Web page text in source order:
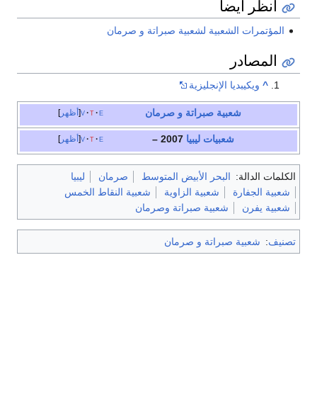
انظر ايضا
المؤتمرات الشعبية لشعبية صبراتة و صرمان
المصادر
^ ويكيبديا الإنجليزية
أظهر v t e شعبية صبراتة و صرمان
أظهر v t e شعبيات ليبيا 2007 –
الكلمات الدالة: البحر الأبيض المتوسط صرمان
ليبيا
شعبية الجفارة
شعبية الزاوية
شعبية النقاط الخمس
شعبية يفرن
شعبية صبراتة وصرمان
تصنيف: شعبية صبراتة و صرمان